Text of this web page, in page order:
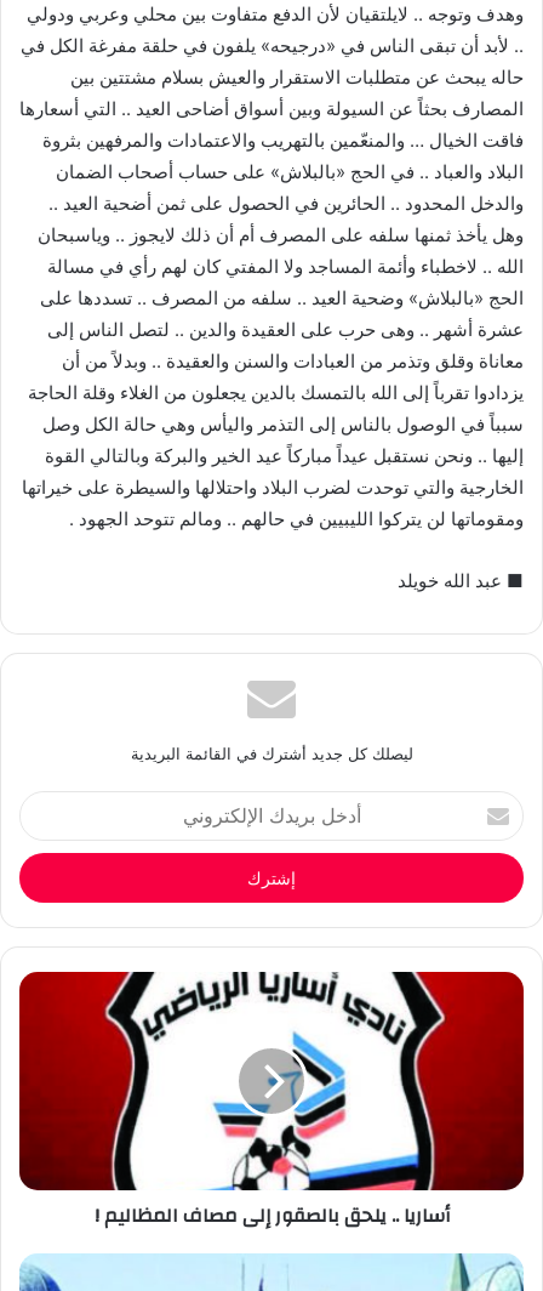
وهدف وتوجه .. لايلتقيان لأن الدفع متفاوت بين محلي وعربي ودولي
.. لأبد أن تبقى الناس في «درجيحه» يلفون في حلقة مفرغة الكل في
حاله يبحث عن متطلبات الاستقرار والعيش بسلام مشتتين بين
المصارف بحثاً عن السيولة وبين أسواق أضاحى العيد .. التي أسعارها
فاقت الخيال … والمنعّمين بالتهريب والاعتمادات والمرفهين بثروة
البلاد والعباد .. في الحج «بالبلاش» على حساب أصحاب الضمان
والدخل المحدود .. الحائرين في الحصول على ثمن أضحية العيد ..
وهل يأخذ ثمنها سلفه على المصرف أم أن ذلك لايجوز .. وياسبحان
الله .. لاخطباء وأئمة المساجد ولا المفتي كان لهم رأي في مسالة
الحج «بالبلاش» وضحية العيد .. سلفه من المصرف .. تسددها على
عشرة أشهر .. وهى حرب على العقيدة والدين .. لتصل الناس إلى
معاناة وقلق وتذمر من العبادات والسنن والعقيدة .. وبدلاً من أن
يزدادوا تقرباً إلى الله بالتمسك بالدين يجعلون من الغلاء وقلة الحاجة
سبباً في الوصول بالناس إلى التذمر واليأس وهي حالة الكل وصل
إليها .. ونحن نستقبل عيداً مباركاً عيد الخير والبركة وبالتالي القوة
الخارجية والتي توحدت لضرب البلاد واحتلالها والسيطرة على خيراتها
ومقوماتها لن يتركوا الليبيين في حالهم .. ومالم تتوحد الجهود .
■ عبد الله خويلد
ليصلك كل جديد أشترك في القائمة البريدية
أدخل
بريدك
الإلكتروني
أساريا .. يلحق بالصقور إلى مصاف المظاليم !